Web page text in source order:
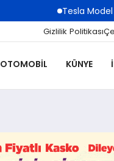
Tesla Model Y
Gizlilik Politikası
OTOMOBIL KÜNYE